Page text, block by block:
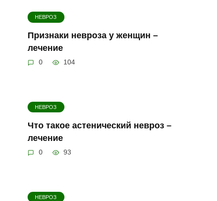
НЕВРОЗ
Признаки невроза у женщин –
лечение
0 104
НЕВРОЗ
Что такое астенический невроз –
лечение
0 93
НЕВРОЗ